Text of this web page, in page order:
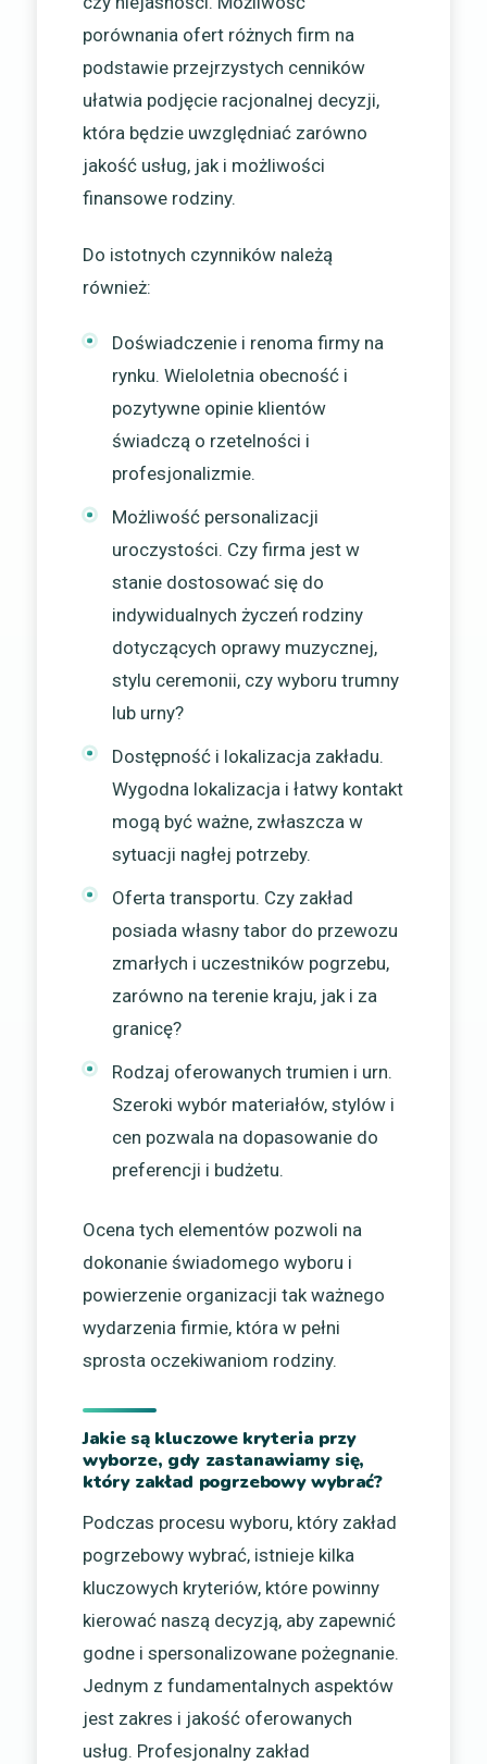
porównania ofert różnych firm na
podstawie przejrzystych cenników
ułatwia podjęcie racjonalnej decyzji,
która będzie uwzględniać zarówno
jakość usług, jak i możliwości
finansowe rodziny.
Do istotnych czynników należą
również:
Doświadczenie i renoma firmy na
rynku. Wieloletnia obecność i
pozytywne opinie klientów
świadczą o rzetelności i
profesjonalizmie.
Możliwość personalizacji
uroczystości. Czy firma jest w
stanie dostosować się do
indywidualnych życzeń rodziny
dotyczących oprawy muzycznej,
stylu ceremonii, czy wyboru trumny
lub urny?
Dostępność i lokalizacja zakładu.
Wygodna lokalizacja i łatwy kontakt
mogą być ważne, zwłaszcza w
sytuacji nagłej potrzeby.
Oferta transportu. Czy zakład
posiada własny tabor do przewozu
zmarłych i uczestników pogrzebu,
zarówno na terenie kraju, jak i za
granicę?
Rodzaj oferowanych trumien i urn.
Szeroki wybór materiałów, stylów i
cen pozwala na dopasowanie do
preferencji i budżetu.
Ocena tych elementów pozwoli na
dokonanie świadomego wyboru i
powierzenie organizacji tak ważnego
wydarzenia firmie, która w pełni
sprosta oczekiwaniom rodziny.
Jakie są kluczowe kryteria przy
wyborze, gdy zastanawiamy się,
który zakład pogrzebowy wybrać?
Podczas procesu wyboru, który zakład
pogrzebowy wybrać, istnieje kilka
kluczowych kryteriów, które powinny
kierować naszą decyzją, aby zapewnić
godne i spersonalizowane pożegnanie.
Jednym z fundamentalnych aspektów
jest zakres i jakość oferowanych
usług. Profesjonalny zakład